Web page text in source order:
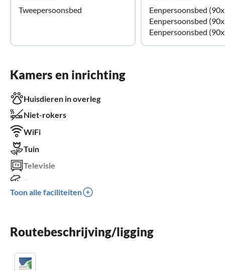
Tweepersoonsbed
Eenpersoonsbed
Eenpersoonsbed
Eenpersoonsbed
Kamers en inrichting
Huisdieren in overleg
Niet-rokers
WiFi
Tuin
Televisie
Vaatwasser
Sauna
Toon alle faciliteiten
Routebeschrijving/ligging